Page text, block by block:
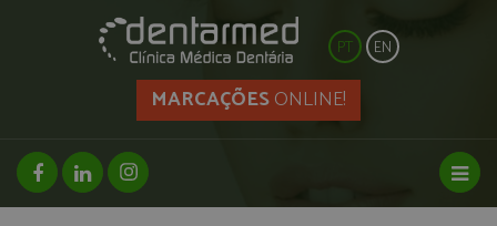
PT EN
MARCAÇÕESONLINE!
facebook page
linkedin pageinstagram page